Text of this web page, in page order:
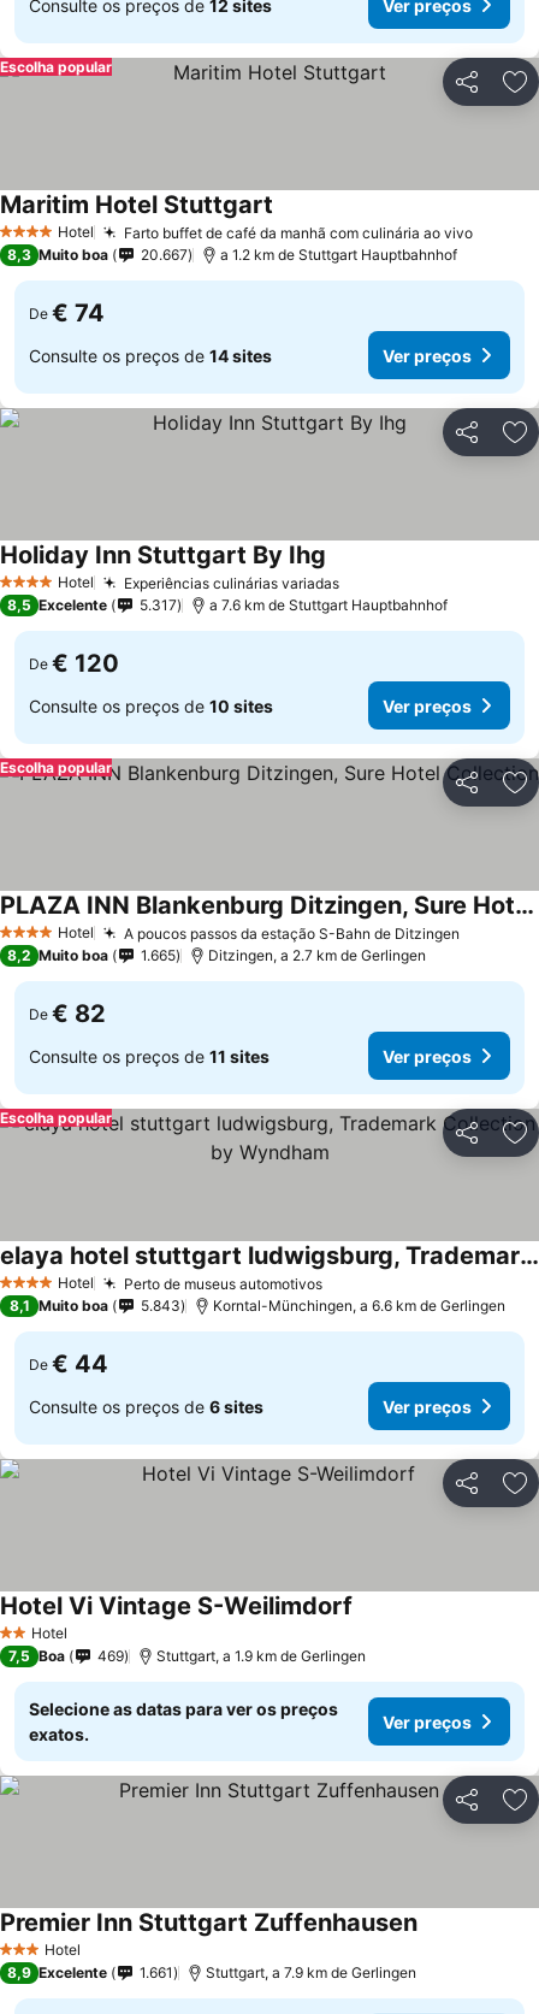
Consulte os preços de 12 sites Ver preços
Partilhar
Escolha popular
4 EstrelasHotel Farto buffet de café da manhã com culinária ao vivo
Maritim Hotel Stuttgart
8,3 Muito boa 20.667 a 1.2 km de Stuttgart Hauptbahnhof
De € 74
Consulte os preços de 14 sites Ver preços
Partilhar
4 EstrelasHotel Experiências culinárias variadas
Holiday Inn Stuttgart By Ihg
8,5 Excelente 5.317 a 7.6 km de Stuttgart Hauptbahnhof
De € 120
Consulte os preços de 10 sites Ver preços
Partilhar
Escolha popular
4 EstrelasHotel A poucos passos da estação S-Bahn de Ditzingen
PLAZA INN Blankenburg Ditzingen, Sure Hotel Collection
8,2 Muito boa 1.665 Ditzingen, a 2.7 km de Gerlingen
De € 82
Consulte os preços de 11 sites Ver preços
Partilhar
Escolha popular
4 EstrelasHotel Perto de museus automotivos
elaya hotel stuttgart ludwigsburg, Trademark Collection by Wyndham
8,1 Muito boa 5.843 Korntal-Münchingen, a 6.6 km de Gerlingen
De € 44
Consulte os preços de 6 sites Ver preços
Partilhar
2 Estrelas
Hotel
Hotel Vi Vintage S-Weilimdorf
7,5 Boa 469 Stuttgart, a 1.9 km de Gerlingen
Selecione as datas para ver os preços
exatos.
Ver preços
Partilhar
3 EstrelasHotel
Premier Inn Stuttgart Zuffenhausen
8,9 Excelente 1.661 Stuttgart, a 7.9 km de Gerlingen